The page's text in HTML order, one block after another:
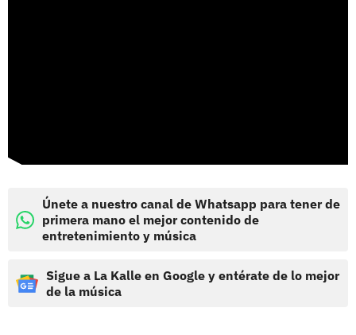
Únete a nuestro canal de Whatsapp para tener de
primera mano el mejor contenido de
entretenimiento y música
Sigue a La Kalle en Google y entérate de lo mejor
de la música